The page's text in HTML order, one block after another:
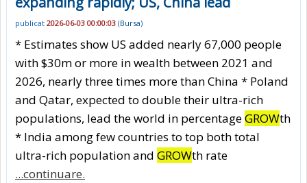
publicat 2026-06-03 00:00:03 (Bursa)
* Estimates show US added nearly 67,000 people
with $30m or more in wealth between 2021 and
2026, nearly three times more than China * Poland
and Qatar, expected to double their ultra-rich
populations, lead the world in percentageGROWth
* India among few countries to top both total
ultra-rich population and GROWth rate
...continuare.